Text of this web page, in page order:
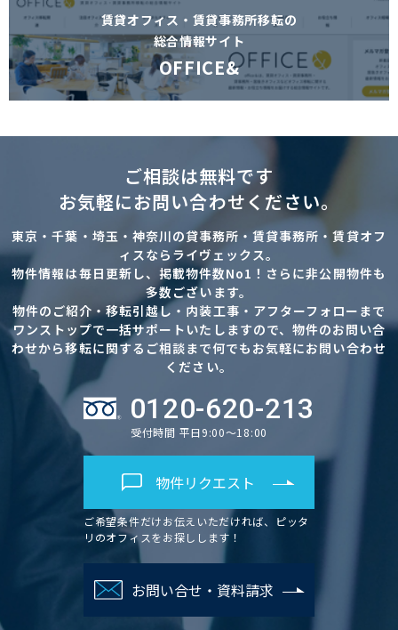
賃貸オフィス・賃貸事務所移転の
総合情報サイト
OFFICE&
ご相談は無料です
お気軽にお問い合わせください。
東京・千葉・埼玉・神奈川の貸事務所・賃貸事務所・賃貸オフ
ィスならライヴェックス。
物件情報は毎日更新し、掲載物件数No1！さらに非公開物件も
多数ございます。
物件のご紹介・移転引越し・内装工事・アフターフォローまで
ワンストップで一括サポートいたしますので、物件のお問い合
わせから移転に関するご相談まで何でもお気軽にお問い合わせ
ください。
0120-620-213
受付時間 平日9:00～18:00
物件リクエスト
ご希望条件だけお伝えいただければ、ピッタ
リのオフィスをお探しします！
お問い合せ・資料請求